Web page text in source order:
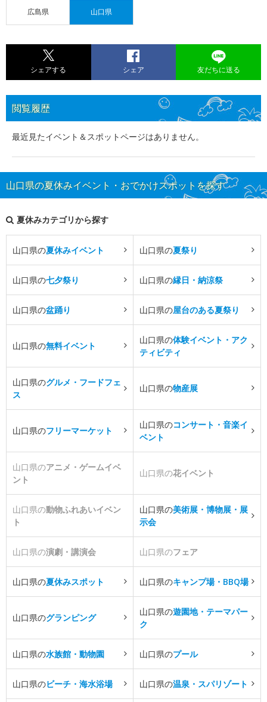
広島県 山口県
シェアする シェア 友だちに送る
閲覧履歴
最近見たイベント＆スポットページはありません。
山口県の夏休みイベント・おでかけスポットを探す
夏休みカテゴリから探す
山口県の夏休みイベント 山口県の夏祭り
山口県の七夕祭り 山口県の縁日・納涼祭
山口県の盆踊り 山口県の屋台のある夏祭り
山口県の無料イベント
山口県の体験イベント・アク
ティビティ
山口県のグルメ・フードフェ
ス
山口県の物産展
山口県のフリーマーケット
山口県のコンサート・音楽イ
ベント
山口県のアニメ・ゲームイベ
ント
山口県の花イベント
山口県の動物ふれあいイベン
ト
山口県の美術展・博物展・展
示会
山口県の演劇・講演会 山口県のフェア
山口県の夏休みスポット 山口県のキャンプ場・BBQ場
山口県のグランピング
山口県の遊園地・テーマパー
ク
山口県の水族館・動物園 山口県のプール
山口県のビーチ・海水浴場 山口県の温泉・スパリゾート